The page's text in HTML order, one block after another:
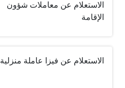
الاستعلام عن معاملات شؤون
الإقامة
الاستعلام عن فيزا عاملة منزلية